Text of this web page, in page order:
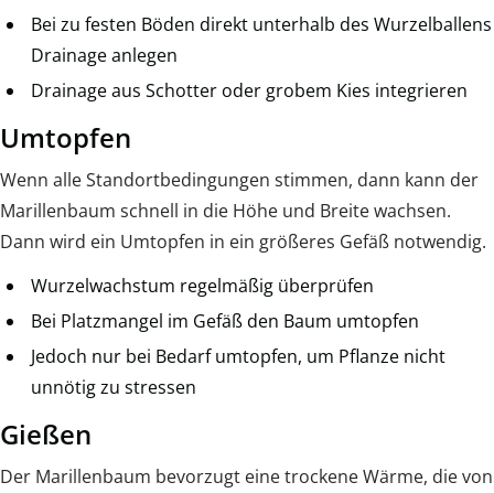
Bei zu festen Böden direkt unterhalb des Wurzelballens
Drainage anlegen
Drainage aus Schotter oder grobem Kies integrieren
Umtopfen
Wenn alle Standortbedingungen stimmen, dann kann der
Marillenbaum schnell in die Höhe und Breite wachsen.
Dann wird ein Umtopfen in ein größeres Gefäß notwendig.
Wurzelwachstum regelmäßig überprüfen
Bei Platzmangel im Gefäß den Baum umtopfen
Jedoch nur bei Bedarf umtopfen, um Pflanze nicht
unnötig zu stressen
Gießen
Der Marillenbaum bevorzugt eine trockene Wärme, die von